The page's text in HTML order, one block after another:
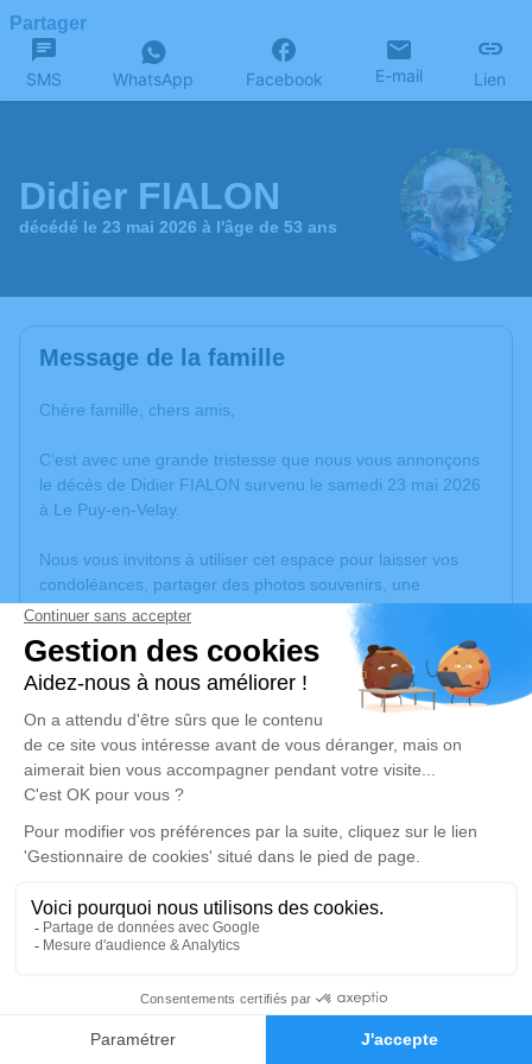
Faire-part Hommages
Partager
SMS WhatsApp Facebook E-mail Lien
Didier FIALON
décédé le 23 mai 2026 à l'âge de 53 ans
Message de la famille
Chère famille, chers amis,
C’est avec une grande tristesse que nous vous annonçons
le décès de Didier FIALON survenu le samedi 23 mai 2026
à Le Puy-en-Velay.
Nous vous invitons à utiliser cet espace pour laisser vos
condoléances, partager des photos souvenirs, une
anecdote ou exprimer vos pensées à travers des poèmes
ou des textes. Cet endroit est un lieu d'expression dédié à
honorer la mémoire de Didier FIALON.
Un service de plantation d’arbre hommage estdisponible
mercredi 27 mai 2026 à 14h30
Église de Lantriac
Je rends hommage